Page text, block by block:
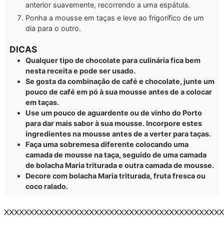
anterior suavemente, recorrendo a uma espátula.
Ponha a mousse em taças e leve ao frigorífico de um
dia para o outro.
DICAS
Qualquer tipo de chocolate para culinária fica bem
nesta receita e pode ser usado.
Se gosta da combinação de café e chocolate, junte um
pouco de café em pó à sua mousse antes de a colocar
em taças.
Use um pouco de aguardente ou de vinho do Porto
para dar mais sabor à sua mousse. Incorpore estes
ingredientes na mousse antes de a verter para taças.
Faça uma sobremesa diferente colocando uma
camada de mousse na taça, seguido de uma camada
de bolacha Maria triturada e outra camada de mousse.
Decore com bolacha Maria triturada, fruta fresca ou
coco ralado.